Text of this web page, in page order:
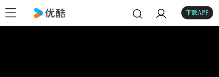
下载APP